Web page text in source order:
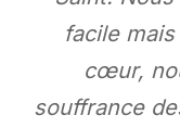
facile
cœur,
souffrance